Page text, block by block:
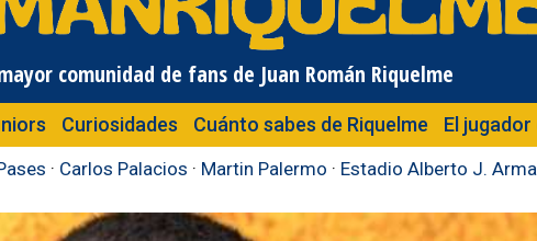
comunidad de fans de Juan Román Riquelme
Curiosidades Cuánto sabes de Riquelme El jugador
· Carlos Palacios · Martin Palermo · Estadio Alberto J.